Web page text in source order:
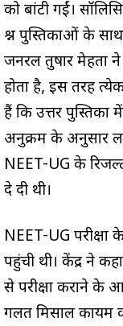
को बांटी गईं।
प्रश्न पुस्तिकाओं के
जनरल तुषार मेहता
होता है, इस तरह
हैं कि उत्तर पुस्तिका
अनुक्रम के अनुसार
NEET-UG के रिजल्ट
दे दी थी।
NEET-UG परीक्षा
पहुंची थी। केंद्र ने
से परीक्षा कराने के
गलत मिसाल कायम